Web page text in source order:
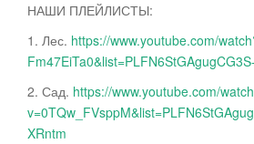
НАШИ ПЛЕЙЛИСТЫ:
1. Лес. https://www.youtube.com/
2. Сад. https://www.youtube.com/
XRntm